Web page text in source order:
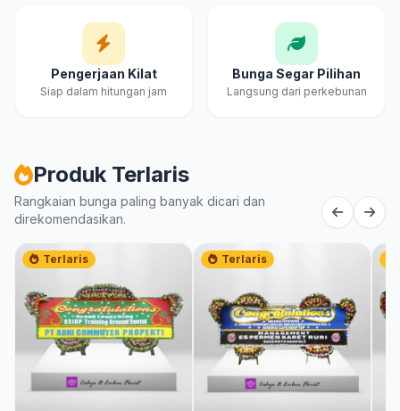
Pengerjaan Kilat
Siap dalam hitungan jam
Bunga Segar Pilihan
Langsung dari perkebunan
Produk Terlaris
Rangkaian bunga paling banyak dicari dan
direkomendasikan.
Terlaris Terlaris